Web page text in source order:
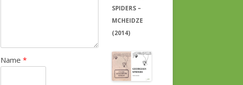
Name*
SPIDERS –
MCHEIDZE
(2014)